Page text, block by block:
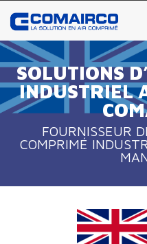
SOLUTIONS
INDUSTRIEL
FOURNISSEUR
COMPRIMÉ